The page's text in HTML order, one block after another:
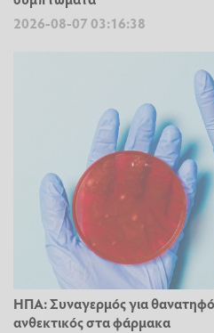
2026-08-07 03:16:38
ΗΠΑ: Συναγερμός για
ανθεκτικός στα φάρμακα